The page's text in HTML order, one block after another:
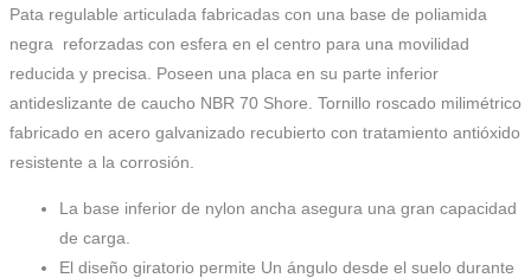
Pata regulable articulada fabricadas con una base de poliamida
negra reforzadas con esfera en el centro para una movilidad
reducida y precisa. Poseen una placa en su parte inferior
antideslizante de caucho NBR 70 Shore. Tornillo roscado milimétrico
fabricado en acero galvanizado recubierto con tratamiento antióxido
resistente a la corrosión.
La base inferior de nylon ancha asegura una gran capacidad
de carga.
El diseño giratorio permite Un ángulo desde el suelo durante